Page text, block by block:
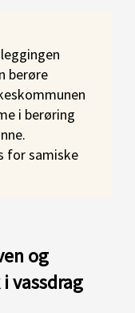
berøre
i berøring
for samiske
og
vassdrag